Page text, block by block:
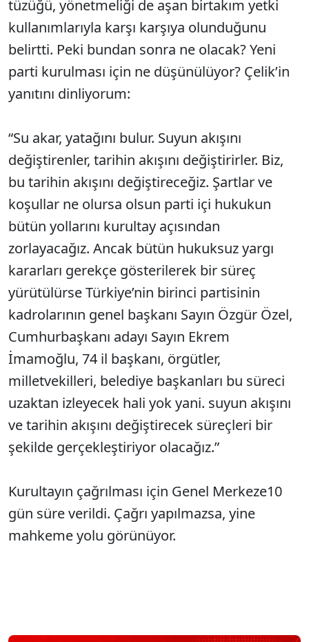
tüzüğü, yönetmeliği de aşan birtakım yetki
kullanımlarıyla karşı karşıya olunduğunu
belirtti. Peki bundan sonra ne olacak? Yeni
parti kurulması için ne düşünülüyor? Çelik’in
yanıtını dinliyorum:
“Su akar, yatağını bulur. Suyun akışını
değiştirenler, tarihin akışını değiştirirler. Biz,
bu tarihin akışını değiştireceğiz. Şartlar ve
koşullar ne olursa olsun parti içi hukukun
bütün yollarını kurultay açısından
zorlayacağız. Ancak bütün hukuksuz yargı
kararları gerekçe gösterilerek bir süreç
yürütülürse Türkiye’nin birinci partisinin
kadrolarının genel başkanı Sayın Özgür Özel,
Cumhurbaşkanı adayı Sayın Ekrem
İmamoğlu, 74 il başkanı, örgütler,
milletvekilleri, belediye başkanları bu süreci
uzaktan izleyecek hali yok yani. suyun akışını
ve tarihin akışını değiştirecek süreçleri bir
şekilde gerçekleştiriyor olacağız.”
Kurultayın çağrılması için Genel Merkeze10
gün süre verildi. Çağrı yapılmazsa, yine
mahkeme yolu görünüyor.